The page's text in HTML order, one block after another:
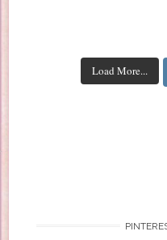
Load More...